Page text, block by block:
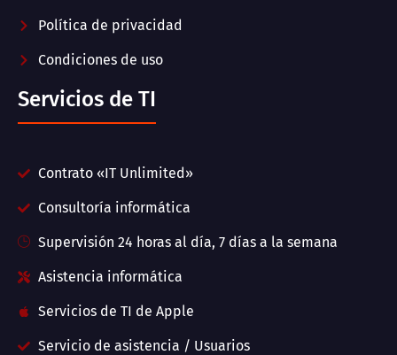
Política de privacidad
Condiciones de uso
Servicios de TI
Contrato «IT Unlimited»
Consultoría informática
Supervisión 24 horas al día, 7 días a la semana
Asistencia informática
Servicios de TI de Apple
Servicio de asistencia / Usuarios